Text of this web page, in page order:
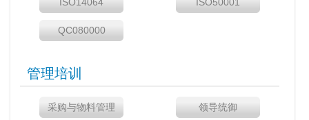
QC080000
管理培训
采购与物料管理 领导统御